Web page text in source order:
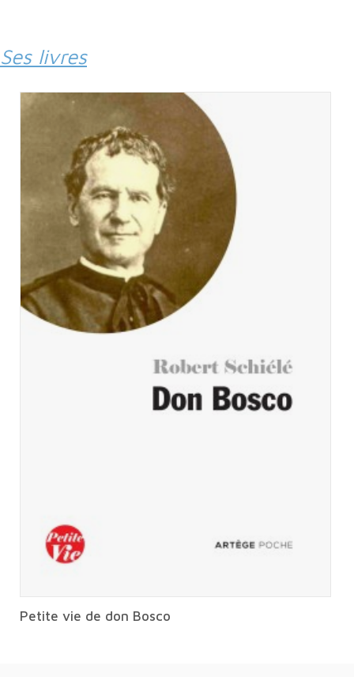
Ses livres
Petite vie de don Bosco